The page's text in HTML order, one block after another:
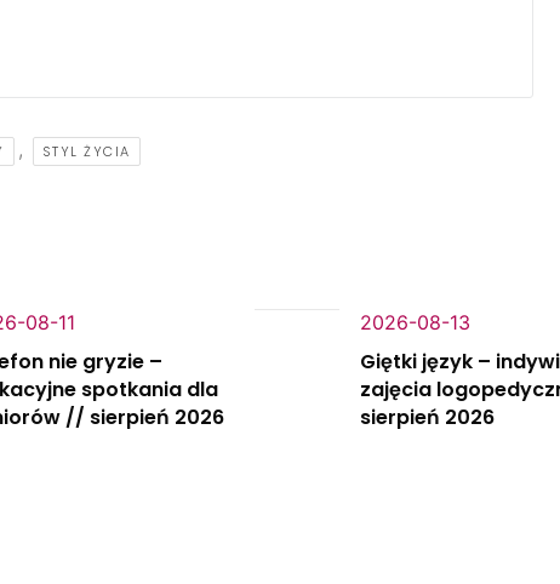
, STYL ŻYCIA
08-11
nie gryzie –
spotkania dla
// sierpień 2026
2026-08-13
Giętki język –
zajęcia
sierpień 2026